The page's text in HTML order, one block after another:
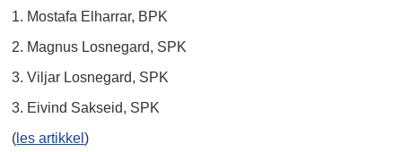
1. Mostafa Elharrar, BPK
2. Magnus Losnegard, SPK
3. Viljar Losnegard, SPK
3. Eivind Sakseid, SPK
( les artikkel)